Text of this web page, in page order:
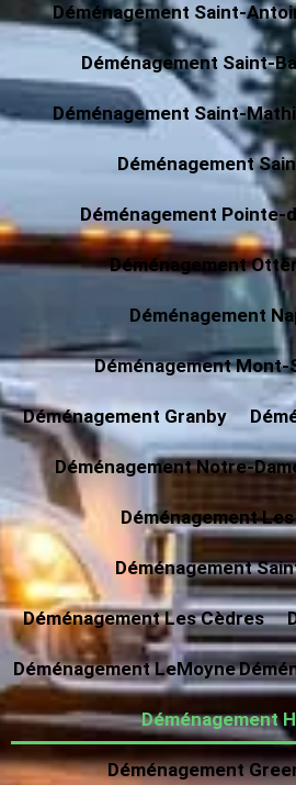
Déménagement Saint-
Déménagement Saint-
Déménagement Saint-
Déménagement
Déménagement Pointe-
Déménagement
Déménagement
Déménagement Mont-
Déménagement Granby
Déménagement Notre-
Déménagement
Déménagement
Déménagement Les Cèdres
Déménagement LeMoyne
Déménagement
Déménagement